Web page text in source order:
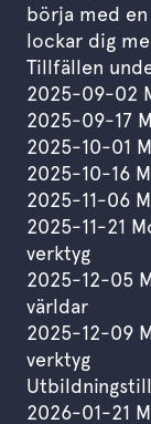
börja med
lockar dig
Tillfällen
2025-09-02
2025-09-17
2025-10-01
2025-10-16
2025-11-06
2025-11-21
verktyg
2025-12-05
världar
2025-12-09
verktyg
2026-01-21